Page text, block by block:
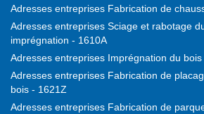
Adresses entreprises Fabrication de
Adresses entreprises Sciage et rabotage
imprégnation - 1610A
Adresses entreprises Imprégnation du
Adresses entreprises Fabrication de
bois - 1621Z
Adresses entreprises Fabrication de